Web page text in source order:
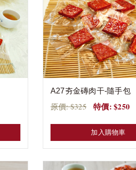
A27夯金磚肉干-隨手包
原價: $325 特價: $250
加入購物車